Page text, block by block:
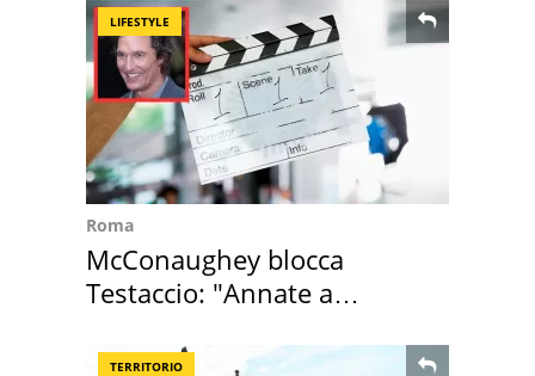
LIFESTYLE
Roma
McConaughey blocca
Testaccio: "Annate a
TERRITORIO